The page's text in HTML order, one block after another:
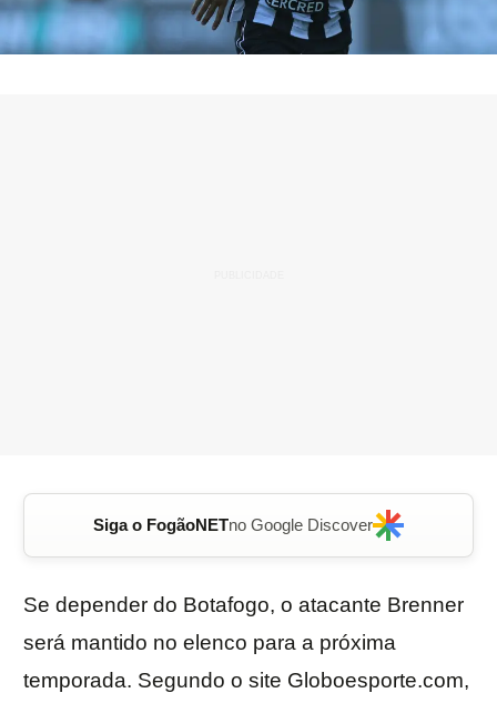
Siga o FogãoNETno Google Discover
Se depender do Botafogo, o atacante Brenner
será mantido no elenco para a próxima
temporada. Segundo o site Globoesporte.com,